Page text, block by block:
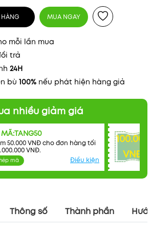
MUA NGAY
mỗi lần mua
trả
24H
bù 100% nếu phát hiện hàng giả
nhiều giảm giá
50.000 VNĐ cho đơn hàng tối
VNĐ.
mã Điều kiện
100.000
VNĐ
Thông số Thành phần